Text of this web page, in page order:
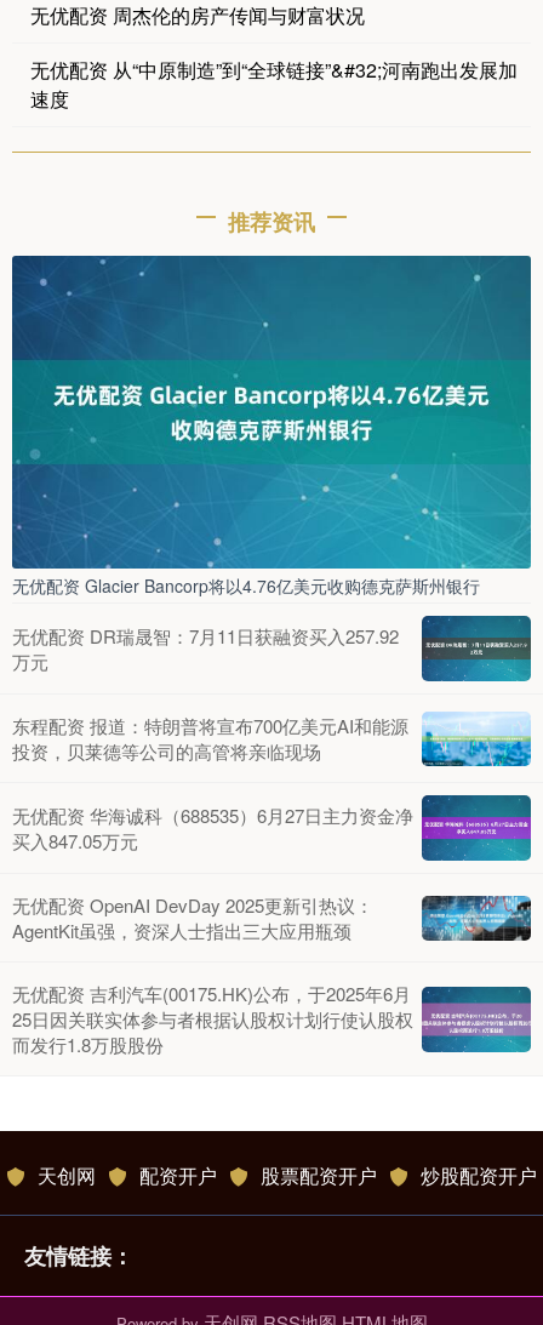
无优配资 周杰伦的房产传闻与财富状况
无优配资 从“中原制造”到“全球链接”&#32;河南跑出发展加
速度
推荐资讯
无优配资 Glacier Bancorp将以4.76亿美元收购德克萨斯州银行
无优配资 DR瑞晟智：7月11日获融资买入257.92
万元
东程配资 报道：特朗普将宣布700亿美元AI和能源
投资，贝莱德等公司的高管将亲临现场
无优配资 华海诚科（688535）6月27日主力资金净
买入847.05万元
无优配资 OpenAI DevDay 2025更新引热议：
AgentKit虽强，资深人士指出三大应用瓶颈
无优配资 吉利汽车(00175.HK)公布，于2025年6月
25日因关联实体参与者根据认股权计划行使认股权
而发行1.8万股股份
天创网 配资开户 股票配资开户 炒股配资开户
友情链接：